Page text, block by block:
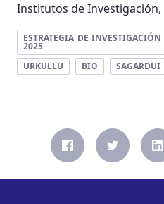
Institutos de Investigación,
ESTRATEGIA DE
2025
URKULLU
BIO SAGARDUI